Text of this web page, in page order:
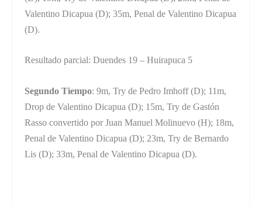
Valentino Dicapua (D); 35m, Penal de Valentino Dicapua
(D).
Resultado parcial: Duendes 19 – Huirapuca 5
Segundo Tiempo: 9m, Try de Pedro Imhoff (D); 11m,
Drop de Valentino Dicapua (D); 15m, Try de Gastón
Rasso convertido por Juan Manuel Molinuevo (H); 18m,
Penal de Valentino Dicapua (D); 23m, Try de Bernardo
Lis (D); 33m, Penal de Valentino Dicapua (D).